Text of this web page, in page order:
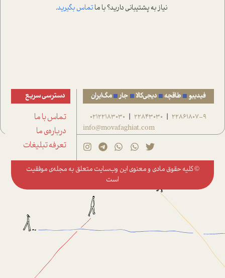
نیاز به پشتیبانی دارید؟ با ماتماس بگیرید.
فیدیبو طاقچه دیجی‌کالا جار مگ‌ایران
22861807-9
|
22843030
|
02122183030
info@movafaghiat.com
دسترسی سریع
تماس با ما
درباره‌ی ما
تعرفه تبلیغات
© کلیه حقوق مادی و معنوی این وب‌سایت متعلق به مجله‌ی موفقیت
است